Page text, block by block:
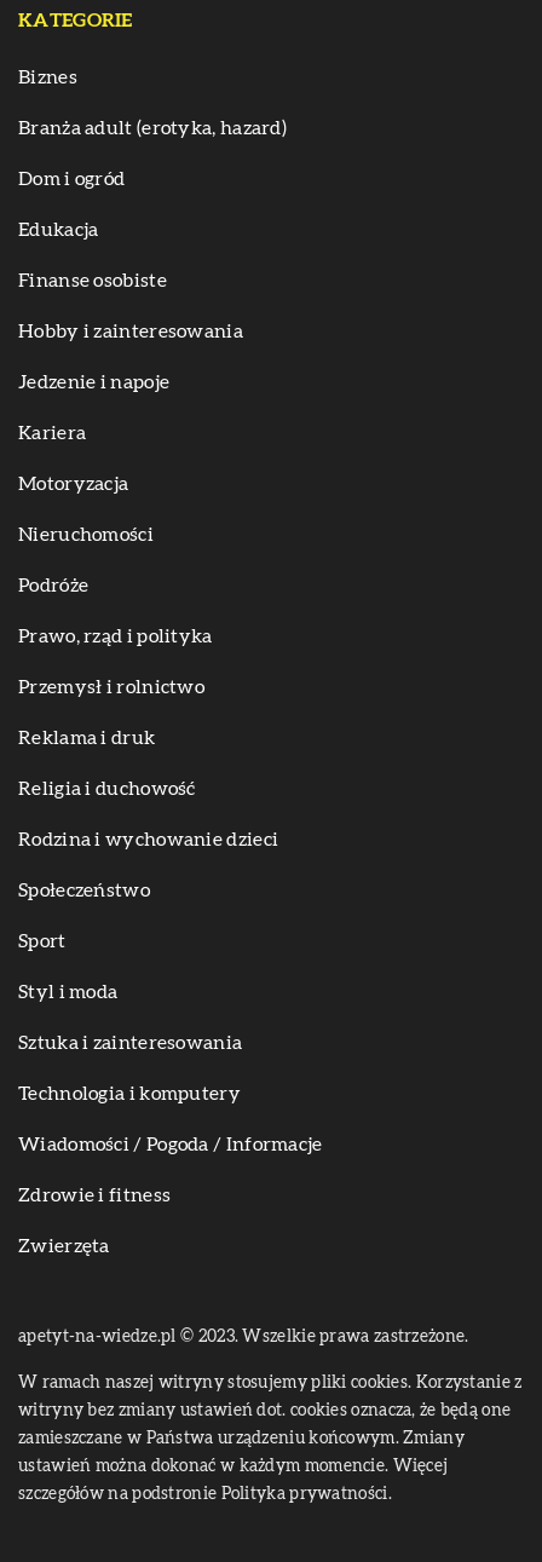
KATEGORIE
Biznes
Branża adult (erotyka, hazard)
Dom i ogród
Edukacja
Finanse osobiste
Hobby i zainteresowania
Jedzenie i napoje
Kariera
Motoryzacja
Nieruchomości
Podróże
Prawo, rząd i polityka
Przemysł i rolnictwo
Reklama i druk
Religia i duchowość
Rodzina i wychowanie dzieci
Społeczeństwo
Sport
Styl i moda
Sztuka i zainteresowania
Technologia i komputery
Wiadomości / Pogoda / Informacje
Zdrowie i fitness
Zwierzęta
apetyt-na-wiedze.pl © 2023. Wszelkie prawa zastrzeżone.
W ramach naszej witryny stosujemy pliki cookies. Korzystanie z
witryny bez zmiany ustawień dot. cookies oznacza, że będą one
zamieszczane w Państwa urządzeniu końcowym. Zmiany
ustawień można dokonać w każdym momencie. Więcej
szczegółów na podstronie Polityka prywatności.